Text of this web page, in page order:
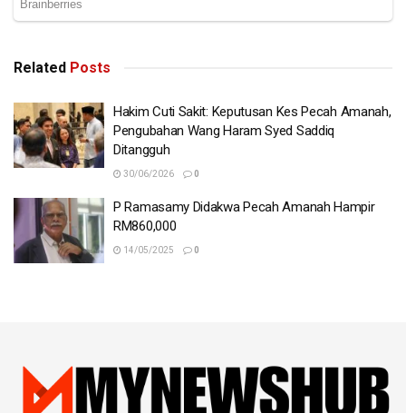
Related Posts
Hakim Cuti Sakit: Keputusan Kes Pecah Amanah,
Pengubahan Wang Haram Syed Saddiq
Ditangguh
30/06/2026 0
P Ramasamy Didakwa Pecah Amanah Hampir
RM860,000
14/05/2025 0